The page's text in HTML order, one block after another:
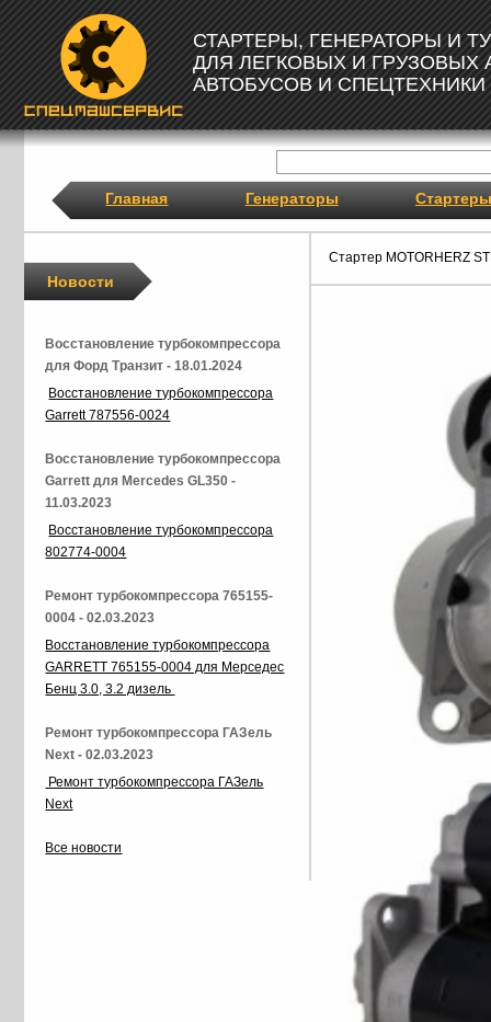
СТАРТЕРЫ, ГЕНЕРАТОРЫ И
ДЛЯ ЛЕГКОВЫХ И ГРУЗОВЫХ
АВТОБУСОВ И СПЕЦТЕХНИКИ
Главная Генераторы Стартеры
Стартер MOTORHERZ
Новости
Восстановление турбокомпрессора
для Форд Транзит - 18.01.2024
Восстановление турбокомпрессора
Garrett 787556-0024
Восстановление турбокомпрессора
Garrett для Mercedes GL350 -
11.03.2023
Восстановление турбокомпрессора
802774-0004
Ремонт турбокомпрессора 765155-
0004 - 02.03.2023
Восстановление турбокомпрессора
GARRETT 765155-0004 для Мерседес
Бенц 3.0, 3.2 дизель
Ремонт турбокомпрессора ГАЗель
Next - 02.03.2023
Ремонт турбокомпрессора ГАЗель
Next
Все новости